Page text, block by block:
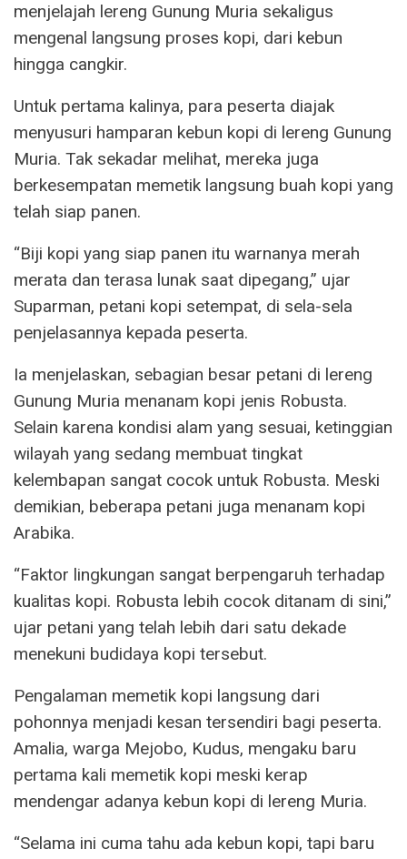
menjelajah lereng Gunung Muria sekaligus
mengenal langsung proses kopi, dari kebun
hingga cangkir.
Untuk pertama kalinya, para peserta diajak
menyusuri hamparan kebun kopi di lereng Gunung
Muria. Tak sekadar melihat, mereka juga
berkesempatan memetik langsung buah kopi yang
telah siap panen.
“Biji kopi yang siap panen itu warnanya merah
merata dan terasa lunak saat dipegang,” ujar
Suparman, petani kopi setempat, di sela-sela
penjelasannya kepada peserta.
Ia menjelaskan, sebagian besar petani di lereng
Gunung Muria menanam kopi jenis Robusta.
Selain karena kondisi alam yang sesuai, ketinggian
wilayah yang sedang membuat tingkat
kelembapan sangat cocok untuk Robusta. Meski
demikian, beberapa petani juga menanam kopi
Arabika.
“Faktor lingkungan sangat berpengaruh terhadap
kualitas kopi. Robusta lebih cocok ditanam di sini,”
ujar petani yang telah lebih dari satu dekade
menekuni budidaya kopi tersebut.
Pengalaman memetik kopi langsung dari
pohonnya menjadi kesan tersendiri bagi peserta.
Amalia, warga Mejobo, Kudus, mengaku baru
pertama kali memetik kopi meski kerap
mendengar adanya kebun kopi di lereng Muria.
“Selama ini cuma tahu ada kebun kopi, tapi baru